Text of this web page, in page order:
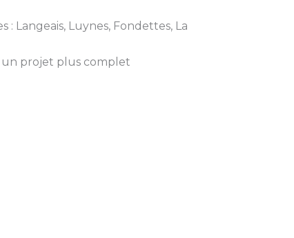
: Langeais, Luynes, Fondettes, La
projet plus complet